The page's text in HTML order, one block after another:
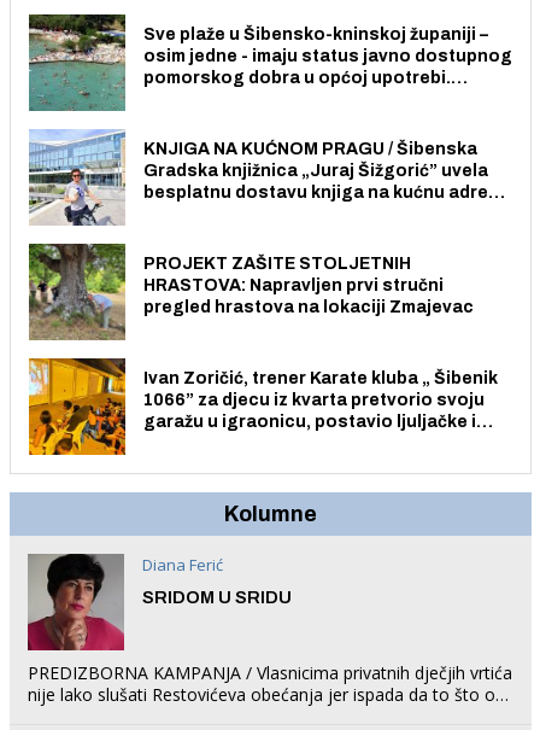
Sve plaže u Šibensko-kninskoj županiji –
osim jedne - imaju status javno dostupnog
pomorskog dobra u općoj upotrebi.
KNJIGA NA KUĆNOM PRAGU / Šibenska
Gradska knjižnica „Juraj Šižgorić” uvela
besplatnu dostavu knjiga na kućnu adresu
PROJEKT ZAŠITE STOLJETNIH
HRASTOVA: Napravljen prvi stručni
pregled hrastova na lokaciji Zmajevac
Ivan Zoričić, trener Karate kluba „ Šibenik
1066” za djecu iz kvarta pretvorio svoju
garažu u igraonicu, postavio ljuljačke i
Kolumne
Diana Ferić
SRIDOM U SRIDU
PREDIZBORNA KAMPANJA / Vlasnicima privatnih dječjih vrtića
nije lako slušati Restovićeva obećanja jer ispada da to što oni